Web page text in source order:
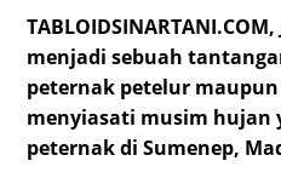
menjadi sebuah
peternak petelur maupun
menyiasati musim hujan
peternak di Sumenep,